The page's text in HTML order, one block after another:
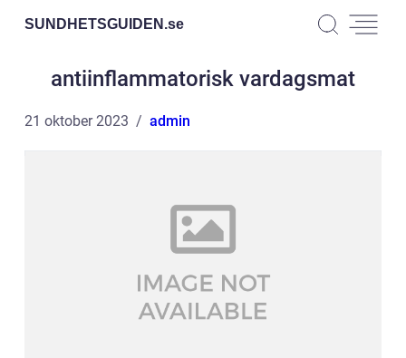
SUNDHETSGUIDEN.se
antiinflammatorisk vardagsmat
21 oktober 2023 admin